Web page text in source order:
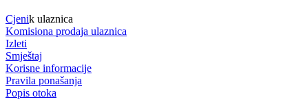
Cjenik ulaznica
Komisiona prodaja ulaznica
Izleti
Smještaj
Korisne informacije
Pravila ponašanja
Popis otoka